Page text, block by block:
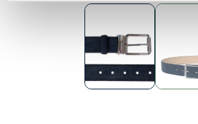
προσφέρουμε εξατομικευμένες
να ανακαλέσετε τη συγκατάθεσή σας
"Ρυθμίσεις Cookies " ανά πάσα
μέλλον. Εάν επιθυμείτε να μάθετε